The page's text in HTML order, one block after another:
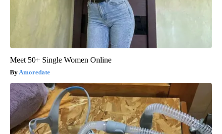
Meet 50+ Single Women Online
Amoredate